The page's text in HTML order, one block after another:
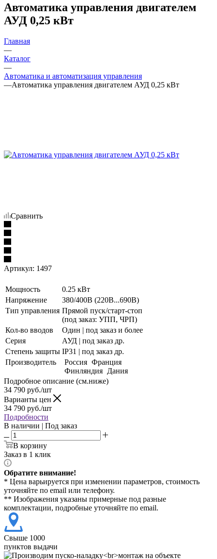
Автоматика управления двигателем
АУД 0,25 кВт
Главная
—
Каталог
—
Автоматика и автоматизация управления
—Автоматика управления двигателем АУД 0,25 кВт
Сравнить
Артикул: 1497
Мощность
0.25 кВт
Напряжение
380/400В (220В...690В)
Тип управления Прямой пуск/старт-стоп
(под заказ: УПП, ЧРП)
Кол-во вводов
Один | под заказ и более
Серия
АУД | под заказ др.
Степень защиты IP31 | под заказ др.
Производитель
Россия Франция
Финляндия Дания
Подробное описание (см.ниже)
34 790 руб./шт
Варианты цен
34 790 руб./шт
Подробности
В наличии | Под заказ
В корзину
Заказ в 1 клик
Обратите внимание!
* Цена варьируется при изменении параметров, стоимость
уточняйте по email или телефону.
** Изображения указаны примерные под разные
комплектации, подробные уточняйте по email.
Свыше 1000
пунктов выдачи